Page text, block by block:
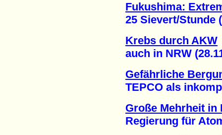
Fukushima:
25 Sievert/Stunde
Krebs durch AKW
auch in NRW
Gefährliche
TEPCO als
Große Mehrheit in
Regierung für